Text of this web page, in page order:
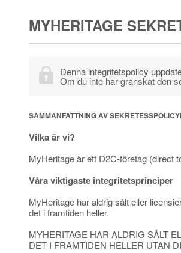
MYHERITAGE
Denna integritetspolicy
Om du inte har granskat den
SAMMANFATTNING AV
Vilka är vi?
MyHeritage är ett D2C-företag (direct
Våra viktigaste integritetsprinciper
MyHeritage har aldrig sålt eller
det i framtiden heller.
MYHERITAGE HAR ALDRIG SÅLT
DET I FRAMTIDEN HELLER UTAN